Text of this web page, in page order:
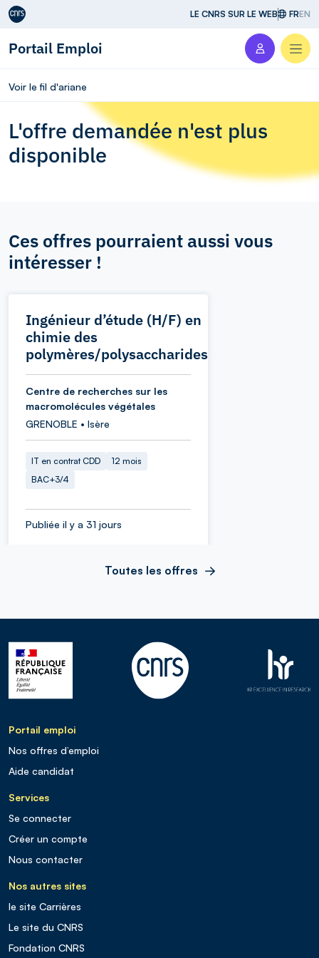
Aller au contenu LE CNRS SUR LE WEB FREN
Portail Emploi
Voir le fil d'ariane
L'offre demandée n'est plus
disponible
Ces offres pourraient aussi vous
intéresser !
Ingénieur d’étude (H/F) en
chimie des
polymères/polysaccharides
Centre de recherches sur les
macromolécules végétales
GRENOBLE • Isère
IT en contrat CDD
12 mois
BAC+3/4
Publiée il y a 31 jours
Toutes les offres
Portail emploi
Nos offres d’emploi
Aide candidat
Services
Se connecter
Créer un compte
Nous contacter
Nos autres sites
le site Carrières
Le site du CNRS
Fondation CNRS